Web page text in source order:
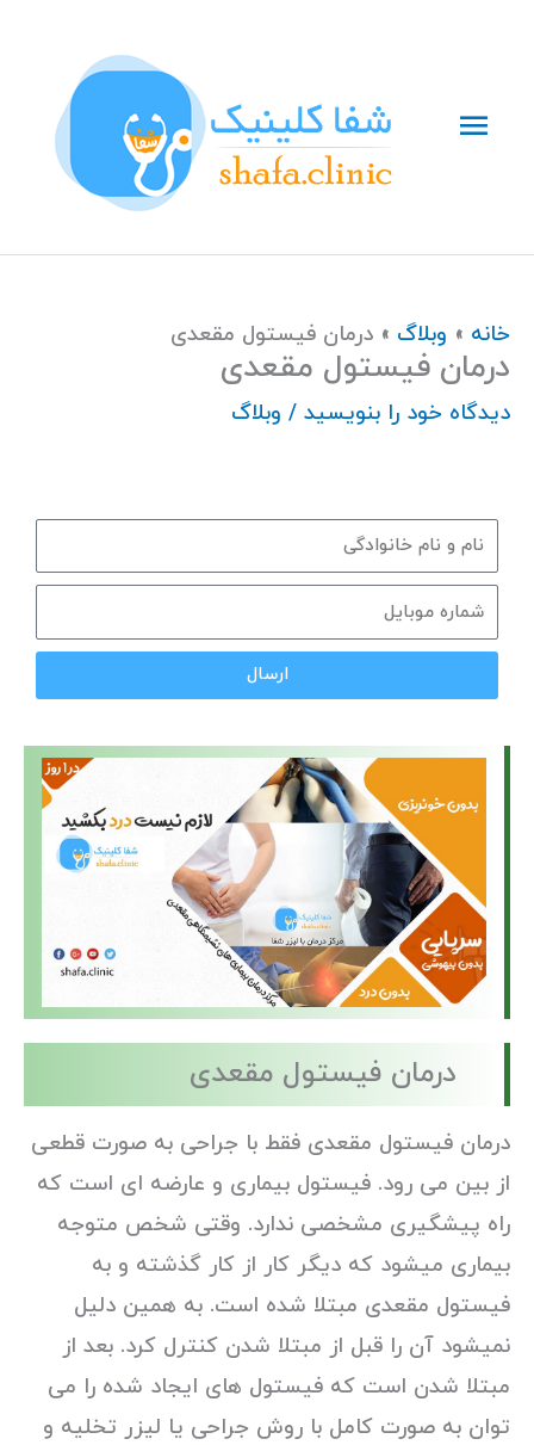
اصلی
خانه وبلاگ درمان فیستول مقعدی
درمان فیستول مقعدی
دیدگاه‌ خود را بنویسید / وبلاگ
ارسال
درمان فیستول مقعدی
درمان فیستول مقعدی فقط با جراحی به صورت قطعی
از بین می رود. فیستول بیماری و عارضه ای است که
راه پیشگیری مشخصی ندارد. وقتی شخص متوجه
بیماری میشود که دیگر کار از کار گذشته و به
فیستول مقعدی مبتلا شده است. به همین دلیل
نمیشود آن را قبل از مبتلا شدن کنترل کرد. بعد از
مبتلا شدن است که فیستول های ایجاد شده را می
توان به صورت کامل با روش جراحی یا لیزر تخلیه و